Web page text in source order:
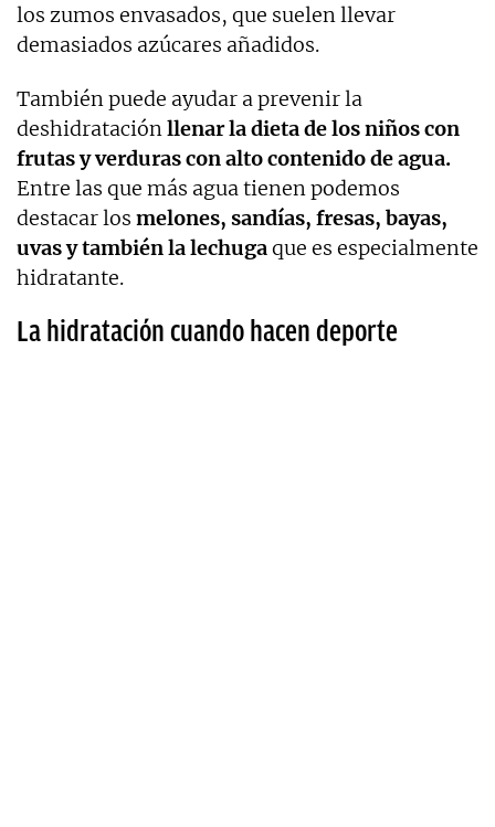
los zumos envasados, que suelen llevar
demasiados azúcares añadidos.
También puede ayudar a prevenir la
deshidrataciónllenar la dieta de los niños con
frutas y verduras con alto contenido de agua.
Entre las que más agua tienen podemos
destacar los melones, sandías, fresas, bayas,
uvas y también la lechugaque es especialmente
hidratante.
La hidratación cuando hacen deporte